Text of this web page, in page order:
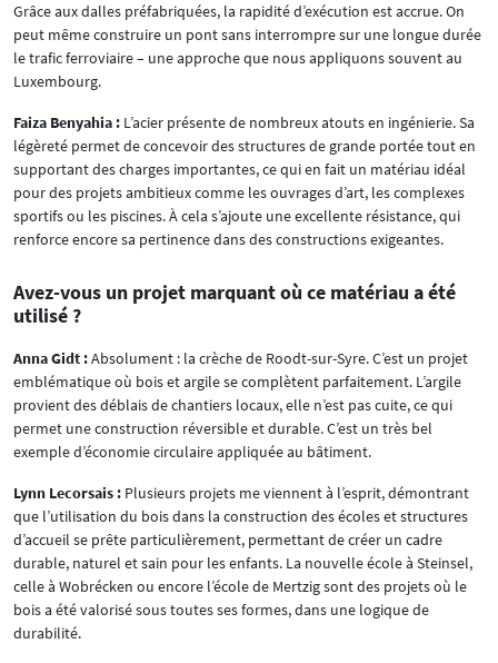
Grâce aux dalles préfabriquées, la rapidité d’exécution est accrue. On
peut même construire un pont sans interrompre sur une longue durée
le trafic ferroviaire – une approche que nous appliquons souvent au
Luxembourg.
Faiza Benyahia : L’acier présente de nombreux atouts en ingénierie. Sa
légèreté permet de concevoir des structures de grande portée tout en
supportant des charges importantes, ce qui en fait un matériau idéal
pour des projets ambitieux comme les ouvrages d’art, les complexes
sportifs ou les piscines. À cela s’ajoute une excellente résistance, qui
renforce encore sa pertinence dans des constructions exigeantes.
Avez-vous un projet marquant où ce matériau a été
utilisé ?
Anna Gidt :Absolument : la crèche de Roodt-sur-Syre. C’est un projet
emblématique où bois et argile se complètent parfaitement. L’argile
provient des déblais de chantiers locaux, elle n’est pas cuite, ce qui
permet une construction réversible et durable. C’est un très bel
exemple d’économie circulaire appliquée au bâtiment.
Lynn Lecorsais : Plusieurs projets me viennent à l’esprit, démontrant
que l’utilisation du bois dans la construction des écoles et structures
d’accueil se prête particulièrement, permettant de créer un cadre
durable, naturel et sain pour les enfants. La nouvelle école à Steinsel,
celle à Wobrécken ou encore l’école de Mertzig sont des projets où le
bois a été valorisé sous toutes ses formes, dans une logique de
durabilité.